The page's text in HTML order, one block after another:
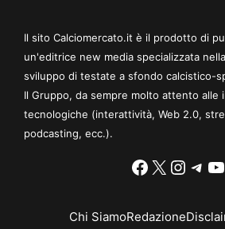
Il sito Calciomercato.it è il prodotto di
un'editrice new media specializzata
sviluppo di testate a sfondo calcistico-
Il Gruppo, da sempre molto attento alle
tecnologiche (interattività, Web 2.0,
podcasting, ecc.).
Facebook
X
Chi SiamoRedazione